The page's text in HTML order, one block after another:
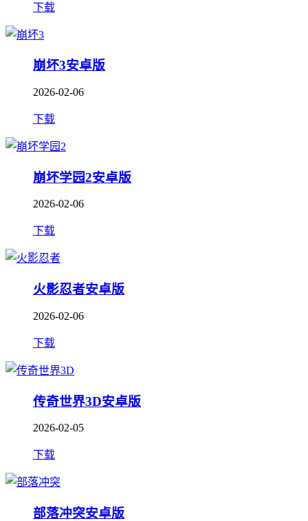
下载
崩坏3安卓版
2026-02-06
下载
崩坏学园2安卓版
2026-02-06
下载
火影忍者安卓版
2026-02-06
下载
传奇世界3D安卓版
2026-02-05
下载
部落冲突安卓版